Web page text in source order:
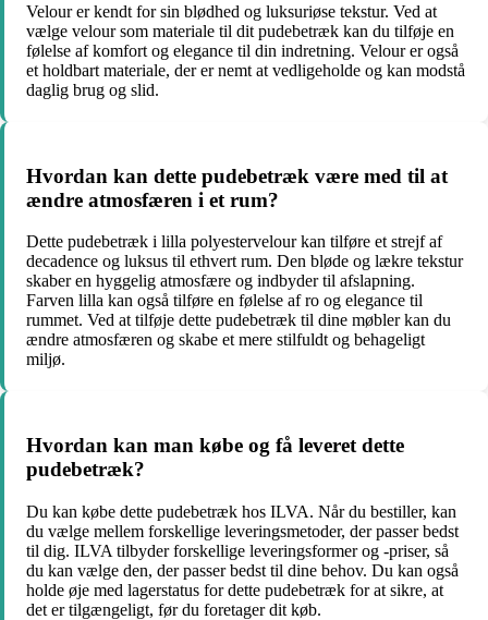
Velour er kendt for sin blødhed og luksuriøse tekstur. Ved at
vælge velour som materiale til dit pudebetræk kan du tilføje en
følelse af komfort og elegance til din indretning. Velour er også
et holdbart materiale, der er nemt at vedligeholde og kan modstå
daglig brug og slid.
Hvordan kan dette pudebetræk være med til at
ændre atmosfæren i et rum?
Dette pudebetræk i lilla polyestervelour kan tilføre et strejf af
decadence og luksus til ethvert rum. Den bløde og lækre tekstur
skaber en hyggelig atmosfære og indbyder til afslapning.
Farven lilla kan også tilføre en følelse af ro og elegance til
rummet. Ved at tilføje dette pudebetræk til dine møbler kan du
ændre atmosfæren og skabe et mere stilfuldt og behageligt
miljø.
Hvordan kan man købe og få leveret dette
pudebetræk?
Du kan købe dette pudebetræk hos ILVA. Når du bestiller, kan
du vælge mellem forskellige leveringsmetoder, der passer bedst
til dig. ILVA tilbyder forskellige leveringsformer og -priser, så
du kan vælge den, der passer bedst til dine behov. Du kan også
holde øje med lagerstatus for dette pudebetræk for at sikre, at
det er tilgængeligt, før du foretager dit køb.